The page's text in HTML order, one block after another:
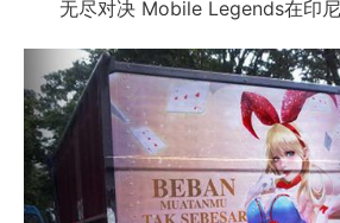
无尽对决 Mobile Legends在印